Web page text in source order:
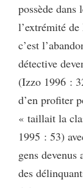
possède
l’extrémité
c’est
détective
(Izzo 1996 :
d’en profiter
« taillait la
1995 : 53)
gens devenus
des